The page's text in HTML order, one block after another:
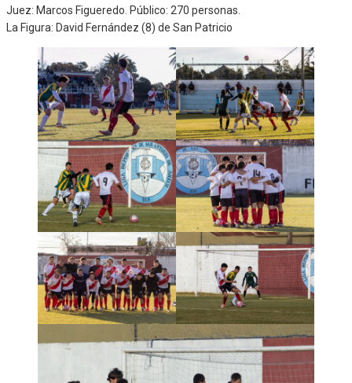
Juez: Marcos Figueredo. Público: 270 personas.
La Figura: David Fernández (8) de San Patricio